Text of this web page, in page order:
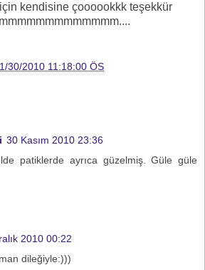
kendisine çoooookkk teşekkür
30/2010 11:18:00 ÖS
30 Kasım 2010 23:36
patiklerde ayrıca güzelmiş. Güle güle
2010 00:22
dileğiyle:)))